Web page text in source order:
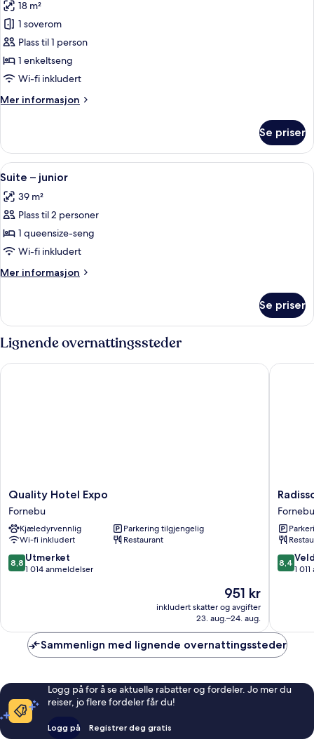
seng
bildene
av
Enkeltrom
–
standard
18 m²
1 soverom
Plass til 1 person
1 enkeltseng
Wi-fi inkludert
Mer informasjon
Mer
–
standard
Se priser
Åpne
alle
bildene
av
Suite
–
junior
Suite – junior | Skrivebord,
5
Suite – junior
39 m²
Plass til 2 personer
1 queensize-seng
Wi-fi inkludert
Mer informasjon
Mer
–
junior
Se priser
Lignende overnattingssteder
Quality
Hotel
Expo
Fornebu
Quality Hotel Expo
Fornebu
Kjæledyrvennlig
Parkering tilgjengelig
Wi-fi inkludert
Restaurant
8.8
av
8,8 Utmerket
1 014 anmeldelser
Prisen
951 kr
951 kr
inkludert skatter og avgifter
23. aug.–24. aug.
Quality Hotel Expo
Blu
Park
Hotel,
Oslo
Fornebu
Fornebu
8.4
av
8,4
1
Sammenlign med lignende overnattingssteder
Logg på for å se aktuelle rabatter og fordeler. Jo mer du
reiser, jo flere fordeler får du!
Logg på Registrer deg gratis